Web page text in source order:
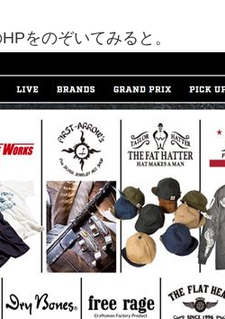
をのぞいてみると。